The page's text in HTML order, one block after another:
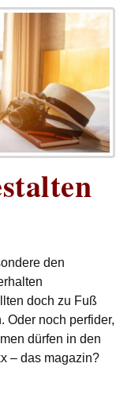
den
doch zu Fuß
Oder noch perfider,
dürfen in den
– das magazin?